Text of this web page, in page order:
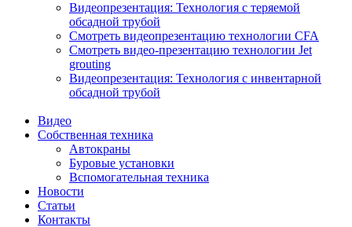
Видеопрезентация: Технология с теряемой
обсадной трубой
Смотреть видеопрезентацию технологии CFA
Смотреть видео-презентацию технологии Jet
grouting
Видеопрезентация: Технология с инвентарной
обсадной трубой
Видео
Собственная техника
Автокраны
Буровые установки
Вспомогательная техника
Новости
Статьи
Контакты